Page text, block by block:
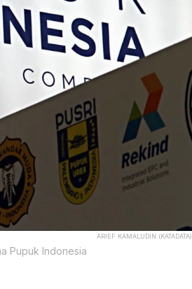
ARIEF KAMALUDIN (KATADATA)
Pupuk Indonesia